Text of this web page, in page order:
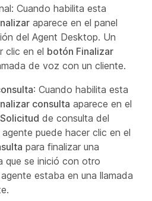
Cuando habilita esta
aparece en el panel
del Agent Desktop. Un
clic en el botón Finalizar
de voz con un cliente.
: Cuando habilita esta
consulta aparece en el
de consulta del
puede hacer clic en el
para finalizar una
que se inició con otro
estaba en una llamada